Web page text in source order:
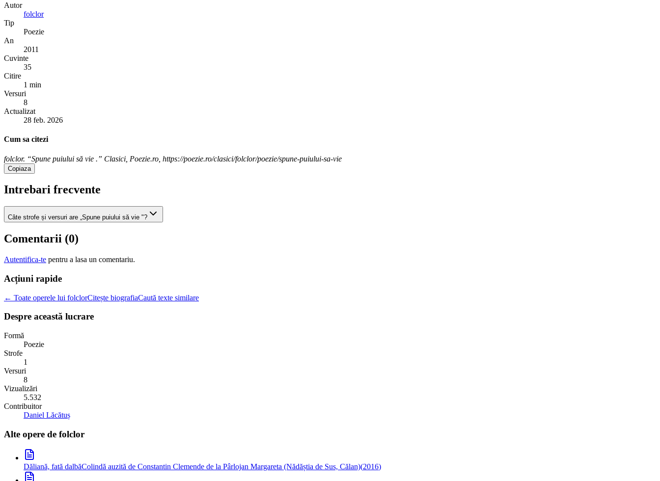
Autor
folclor
Tip
Poezie
An
2011
Cuvinte
35
Citire
1 min
Versuri
8
Actualizat
28 feb. 2026
Cum sa citezi
folclor. “Spune puiului să vie .” Clasici, Poezie.ro, https://poezie.ro/clasici/folclor/poezie/spune-puiului-sa-vie
Copiaza
Intrebari frecvente
Câte strofe și versuri are „Spune puiului să vie "?
Comentarii (0)
Autentifica-te pentru a lasa un comentariu.
Acțiuni rapide
← Toate operele lui folclorCitește biografiaCaută texte similare
Despre această lucrare
Formă
Poezie
Strofe
1
Versuri
8
Vizualizări
5.532
Contribuitor
Daniel Lăcătuș
Alte opere de folclor
Dăliană, fată dalbăColindă auzită de Constantin Clemende de la Pârlojan Margareta (Nădăștia de Sus, Călan)(2016)